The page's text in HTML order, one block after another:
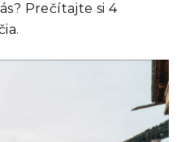
Prečítajte si 4